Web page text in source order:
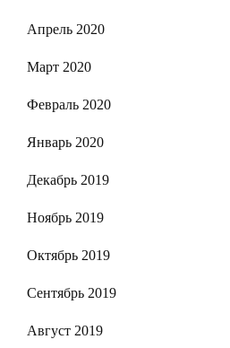
Апрель 2020
Март 2020
Февраль 2020
Январь 2020
Декабрь 2019
Ноябрь 2019
Октябрь 2019
Сентябрь 2019
Август 2019